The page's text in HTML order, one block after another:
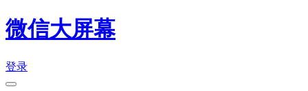
微信大屏幕
登录